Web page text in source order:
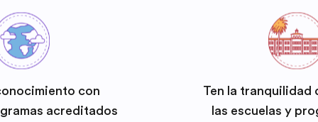
con
acreditados
Ten la tranquilidad
las escuelas y